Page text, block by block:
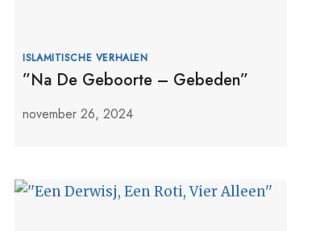
ISLAMITISCHE VERHALEN
”Na De Geboorte – Gebeden”
november 26, 2024